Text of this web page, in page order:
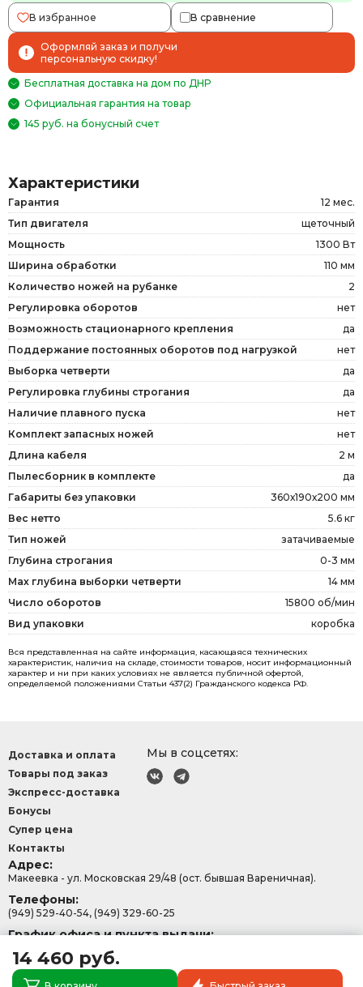
В избранное В сравнение
Оформляй заказ и получи
персональную скидку!
Бесплатная доставка на дом по ДНР
Официальная гарантия на товар
145 руб. на бонусный счет
14 460 руб.
Характеристики
Гарантия
12 мес.
Тип двигателя
щеточный
Мощность
1300 Вт
Ширина обработки
110 мм
Количество ножей на рубанке
2
Регулировка оборотов
нет
Возможность стационарного крепления
да
Поддержание постоянных оборотов под нагрузкой
нет
Выборка четверти
да
Регулировка глубины строгания
да
Наличие плавного пуска
нет
Комплект запасных ножей
нет
Длина кабеля
2 м
Пылесборник в комплекте
да
Габариты без упаковки
360х190х200 мм
Вес нетто
5.6 кг
Тип ножей
затачиваемые
Глубина строгания
0-3 мм
Мах глубина выборки четверти
14 мм
Число оборотов
15800 об/мин
Вид упаковки
коробка
Вся представленная на сайте информация, касающаяся технических
характеристик, наличия на складе, стоимости товаров, носит информационный
характер и ни при каких условиях не является публичной офертой,
определяемой положениями Статьи 437(2) Гражданского кодекса РФ.
Мы в соцсетях:
Доставка и оплата
Товары под заказ
Экспресс-доставка
Бонусы
Супер цена
Контакты
Адрес:
Макеевка - ул. Московская 29/48 (ост. бывшая Вареничная).
Телефоны:
(949) 529-40-54, (949) 329-60-25
График офиса и пункта выдачи: